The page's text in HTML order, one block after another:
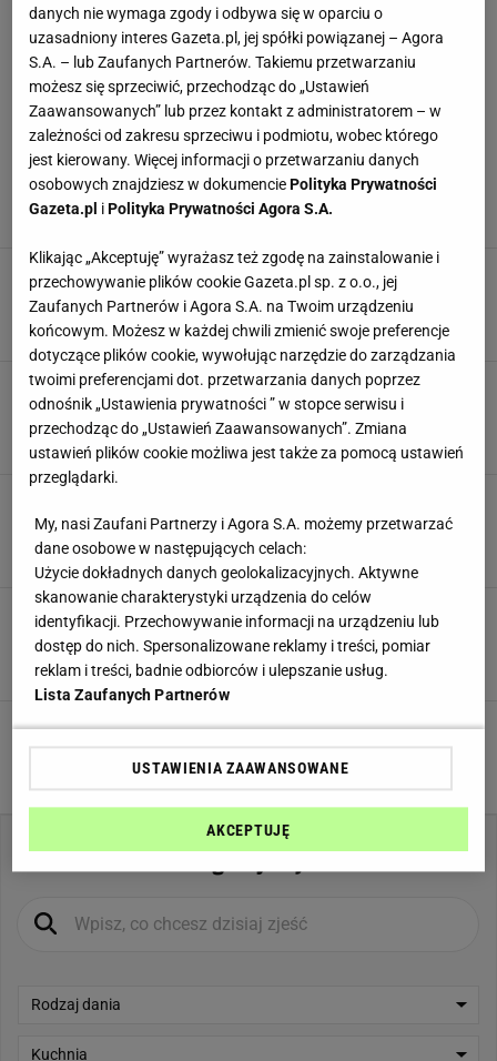
Nasycone g
Węglowodany g
Cukry g
Białko g
Więcej informacji o produkcie:
Błonnik g
Cholesterol g
Kofeina
Witaminy
Witamina A mg
Witamina B1 (Tiamina) mg
Witamina B2 (Ryboflawina) mg
Witamina B3/PP (Niacyna) mg
Witamina B7 (Biotyna)
Witamina B9 (Kwas foliowy)
rozwiń
NAJWYŻEJ OCENIANE
Pierogi z kapustą i grzybami tradycyjne
5,0
Krupnik korzenny
5,0
5,0
Ciasteczka makowe z buraczanym lukrem
5,0
Bread and butter pudding
5,0
Co gotujemy?
Rodzaj dania
Kuchnia
danych nie wymaga zgody i odbywa się w oparciu o
uzasadniony interes Gazeta.pl, jej spółki powiązanej – Agora
S.A. – lub Zaufanych Partnerów. Takiemu przetwarzaniu
możesz się sprzeciwić, przechodząc do „Ustawień
Zaawansowanych” lub przez kontakt z administratorem – w
zależności od zakresu sprzeciwu i podmiotu, wobec którego
jest kierowany. Więcej informacji o przetwarzaniu danych
osobowych znajdziesz w dokumenciePolityka Prywatności
Gazeta.pl iPolityka Prywatności Agora S.A.
Klikając „Akceptuję” wyrażasz też zgodę na zainstalowanie i
przechowywanie plików cookie Gazeta.pl sp. z o.o., jej
Zaufanych Partnerów i Agora S.A. na Twoim urządzeniu
końcowym. Możesz w każdej chwili zmienić swoje preferencje
dotyczące plików cookie, wywołując narzędzie do zarządzania
twoimi preferencjami dot. przetwarzania danych poprzez
odnośnik „Ustawienia prywatności ” w stopce serwisu i
przechodząc do „Ustawień Zaawansowanych”. Zmiana
ustawień plików cookie możliwa jest także za pomocą ustawień
przeglądarki.
My, nasi Zaufani Partnerzy i Agora S.A. możemy przetwarzać
dane osobowe w następujących celach:
Użycie dokładnych danych geolokalizacyjnych. Aktywne
skanowanie charakterystyki urządzenia do celów
identyfikacji. Przechowywanie informacji na urządzeniu lub
dostęp do nich. Spersonalizowane reklamy i treści, pomiar
reklam i treści, badnie odbiorców i ulepszanie usług.
Lista Zaufanych Partnerów
USTAWIENIA ZAAWANSOWANE
AKCEPTUJĘ